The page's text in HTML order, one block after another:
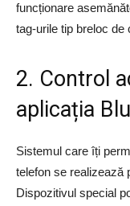
funcționare
tag-urile tip breloc de
2. Control
aplicația
Sistemul care îți
telefon se realizează
Dispozitivul special